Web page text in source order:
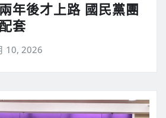
年後才上路 國民黨團
套
10, 2026